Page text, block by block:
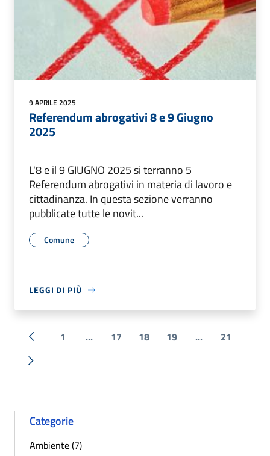
9 APRILE 2025
Referendum abrogativi 8 e 9 Giugno
2025
L'8 e il 9 GIUGNO 2025 si terranno 5
Referendum abrogativi in materia di lavoro e
cittadinanza. In questa sezione verranno
pubblicate tutte le novit...
Comune
LEGGI DI PIÙ
« Precedente
1 ... 17 18 19 ... 21
Successiva »
Categorie
Ambiente (7)